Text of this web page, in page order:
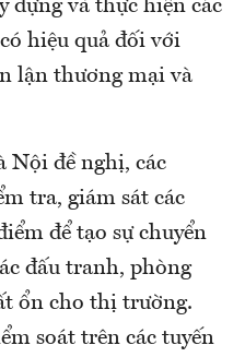
dựng và thực hiện các
hiệu quả đối với
lận thương mại và
Nội đề nghị, các
tra, giám sát các
để tạo sự chuyển
đấu tranh, phòng
ổn cho thị trường.
soát trên các tuyến